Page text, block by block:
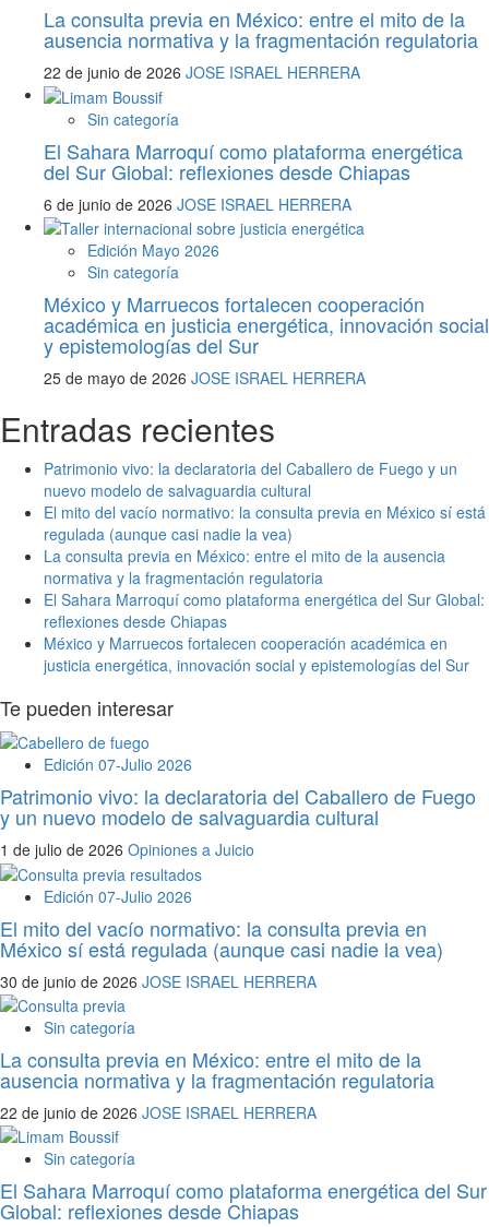
La consulta previa en México: entre el mito de la
ausencia normativa y la fragmentación regulatoria
22 de junio de 2026 JOSE ISRAEL HERRERA
Sin categoría
El Sahara Marroquí como plataforma energética
del Sur Global: reflexiones desde Chiapas
6 de junio de 2026 JOSE ISRAEL HERRERA
Edición Mayo 2026
Sin categoría
México y Marruecos fortalecen cooperación
académica en justicia energética, innovación social
y epistemologías del Sur
25 de mayo de 2026 JOSE ISRAEL HERRERA
Entradas recientes
Patrimonio vivo: la declaratoria del Caballero de Fuego y un
nuevo modelo de salvaguardia cultural
El mito del vacío normativo: la consulta previa en México sí está
regulada (aunque casi nadie la vea)
La consulta previa en México: entre el mito de la ausencia
normativa y la fragmentación regulatoria
El Sahara Marroquí como plataforma energética del Sur Global:
reflexiones desde Chiapas
México y Marruecos fortalecen cooperación académica en
justicia energética, innovación social y epistemologías del Sur
Te pueden interesar
Edición 07-Julio 2026
Patrimonio vivo: la declaratoria del Caballero de Fuego
y un nuevo modelo de salvaguardia cultural
1 de julio de 2026 Opiniones a Juicio
Edición 07-Julio 2026
El mito del vacío normativo: la consulta previa en
México sí está regulada (aunque casi nadie la vea)
30 de junio de 2026 JOSE ISRAEL HERRERA
Sin categoría
La consulta previa en México: entre el mito de la
ausencia normativa y la fragmentación regulatoria
22 de junio de 2026 JOSE ISRAEL HERRERA
Sin categoría
El Sahara Marroquí como plataforma energética del Sur
Global: reflexiones desde Chiapas